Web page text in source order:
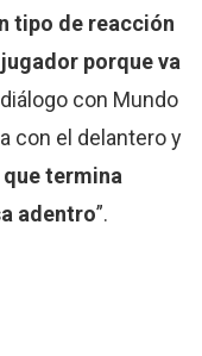
tipo de reacción
porque va
con Mundo
con el delantero y
termina
adentro”.